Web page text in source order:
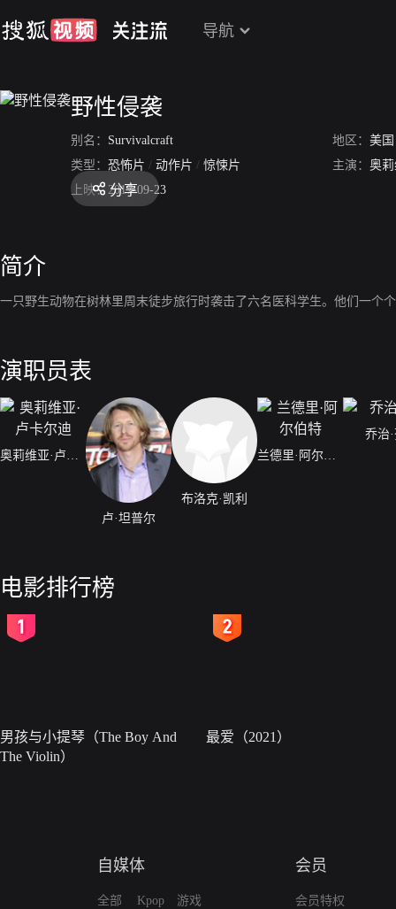
导航
野性侵袭
别名： Survivalcraft 地区： 美国
类型： 恐怖片 / 动作片 / 惊悚片 主演： 奥
上映： 2017-09-23
分享
简介
一只野生动物在树林里周末徒步旅行时袭击了六名医科学生。他们一个
演职员表
奥莉维亚·卢卡尔迪
卢·坦普尔
布洛克·凯利
兰德里·阿尔伯特
乔治
电影排行榜
男孩与小提琴（The Boy And
The Violin）
最爱（2021）
自媒体
全部
Kpop
游戏
会员
会员特权